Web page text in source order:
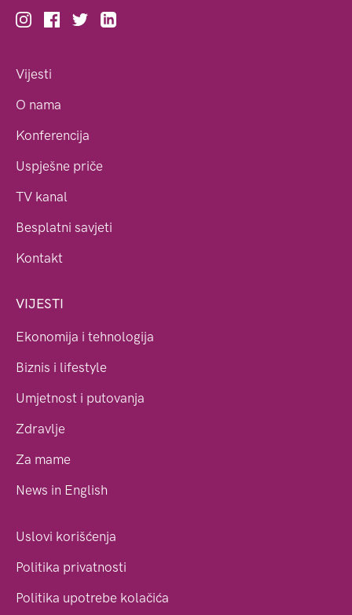
Vijesti
O nama
Konferencija
Uspješne priče
TV kanal
Besplatni savjeti
Kontakt
VIJESTI
Ekonomija i tehnologija
Biznis i lifestyle
Umjetnost i putovanja
Zdravlje
Za mame
News in English
Uslovi korišćenja
Politika privatnosti
Politika upotrebe kolačića